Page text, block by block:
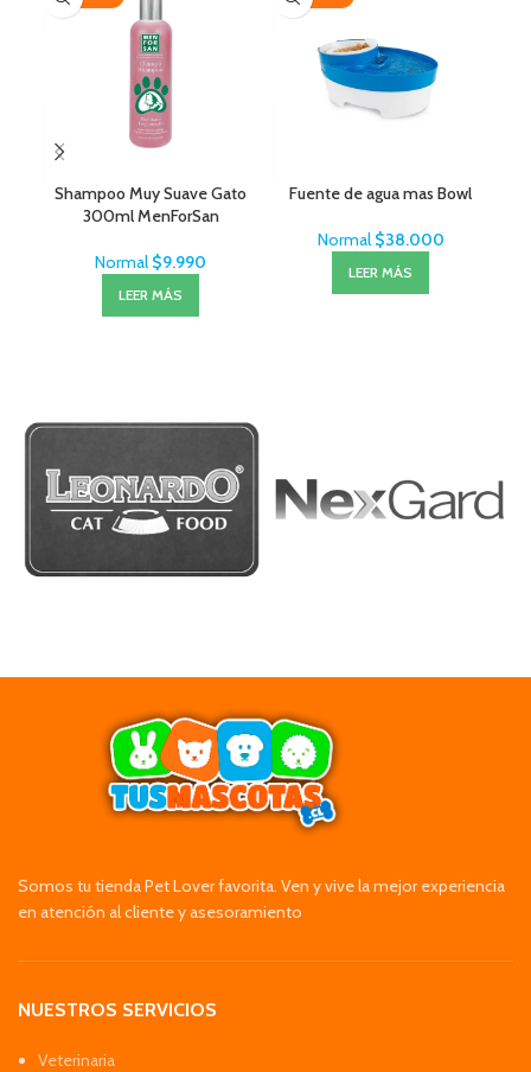
Shampoo Muy Suave Gato
300ml MenForSan
Normal $9.990
LEER MÁS
Fuente de agua mas Bowl
Normal $38.000
LEER MÁS
Somos tu tienda Pet Lover favorita. Ven y vive la mejor experiencia
en atención al cliente y asesoramiento
NUESTROS SERVICIOS
Veterinaria